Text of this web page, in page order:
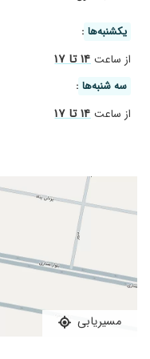
عالی بی نظیر
من پیش ایشون
کردم اصلا
مهربان
بهترین دکتر
بهترینه
پزشکی یه سرو
طهحالم را در آوردم
یکشنبه‌ها :
از ساعت۱۴ تا ۱۷
سه شنبه‌ها :
از ساعت۱۴ تا ۱۷
مسیریابی